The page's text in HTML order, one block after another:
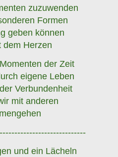
zuzuwenden
Formen
geben können
dem Herzen
der Zeit
eigene Leben
Verbundenheit
mit anderen
und ein Lächeln